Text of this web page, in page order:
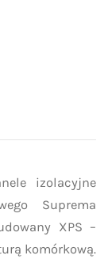
izolacyjne
Suprema
XPS –
komórkową.